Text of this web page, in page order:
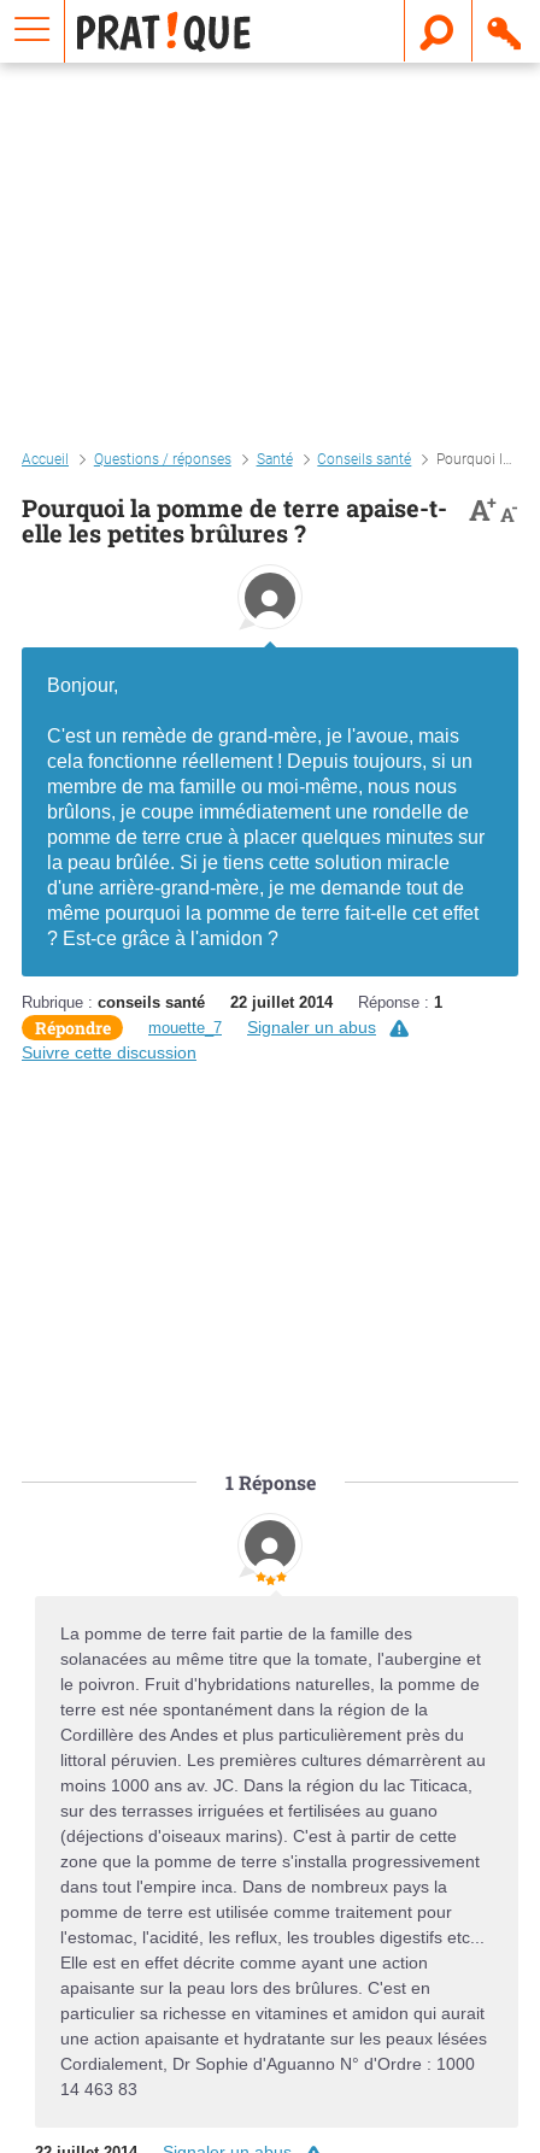
Accueil Questions / réponses Santé Conseils santé Pourquoi la pomme de terre apaise-t-elle les petites brûlures ?
Pourquoi la pomme de terre apaise-t-
elle les petites brûlures ?
A+A-
Bonjour,
C'est un remède de grand-mère, je l'avoue, mais
cela fonctionne réellement ! Depuis toujours, si un
membre de ma famille ou moi-même, nous nous
brûlons, je coupe immédiatement une rondelle de
pomme de terre crue à placer quelques minutes sur
la peau brûlée. Si je tiens cette solution miracle
d'une arrière-grand-mère, je me demande tout de
même pourquoi la pomme de terre fait-elle cet effet
? Est-ce grâce à l'amidon ?
Rubrique : conseils santé 22 juillet 2014 Réponse : 1
Répondre mouette_7
Signaler un abus
Suivre cette discussion
1Réponse
La pomme de terre fait partie de la famille des
solanacées au même titre que la tomate, l'aubergine et
le poivron. Fruit d'hybridations naturelles, la pomme de
terre est née spontanément dans la région de la
Cordillère des Andes et plus particulièrement près du
littoral péruvien. Les premières cultures démarrèrent au
moins 1000 ans av. JC. Dans la région du lac Titicaca,
sur des terrasses irriguées et fertilisées au guano
(déjections d'oiseaux marins). C'est à partir de cette
zone que la pomme de terre s'installa progressivement
dans tout l'empire inca. Dans de nombreux pays la
pomme de terre est utilisée comme traitement pour
l'estomac, l'acidité, les reflux, les troubles digestifs etc...
Elle est en effet décrite comme ayant une action
apaisante sur la peau lors des brûlures. C'est en
particulier sa richesse en vitamines et amidon qui aurait
une action apaisante et hydratante sur les peaux lésées
Cordialement, Dr Sophie d'Aguanno N° d'Ordre : 1000
14 463 83
E
m
a